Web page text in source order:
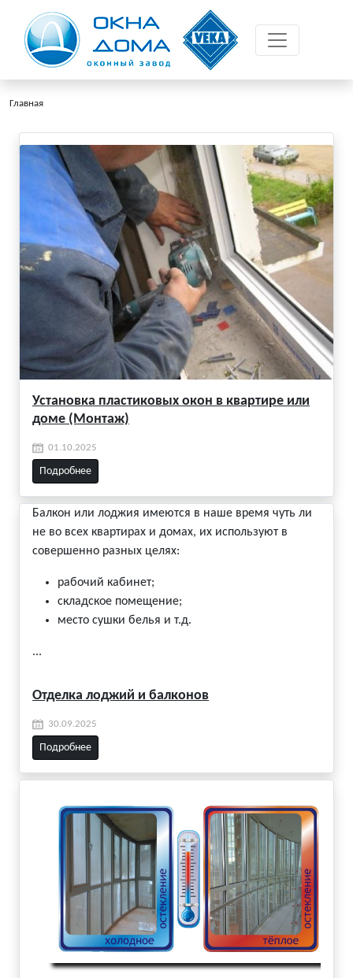
Главная
Установка пластиковых окон в квартире или
доме (Монтаж)
01.10.2025
Подробнее
Балкон или лоджия имеются в наше время чуть ли
не во всех квартирах и домах, их используют в
совершенно разных целях:
рабочий кабинет;
складское помещение;
место сушки белья и т.д.
...
Отделка лоджий и балконов
30.09.2025
Подробнее